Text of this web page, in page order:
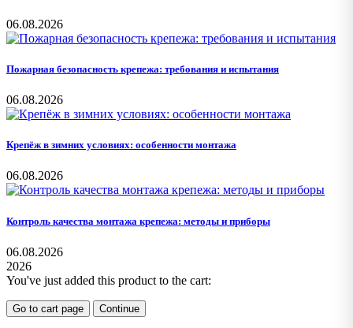
06.08.2026
Пожарная безопасность крепежа: требования и испытания
06.08.2026
Крепёж в зимних условиях: особенности монтажа
06.08.2026
Контроль качества монтажа крепежа: методы и приборы
06.08.2026
2026
You've just added this product to the cart:
Go to cart page Continue